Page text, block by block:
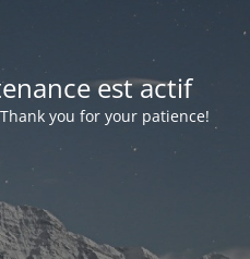
est actif
you for your patience!